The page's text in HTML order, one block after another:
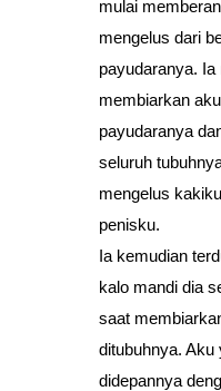
mulai
mengelus dari
payudaranya.
membiarkan
payudaranya
seluruh
mengelus
penisku.
Ia kemudian
kalo mandi dia
saat
ditubuhnya. Aku
didepannya